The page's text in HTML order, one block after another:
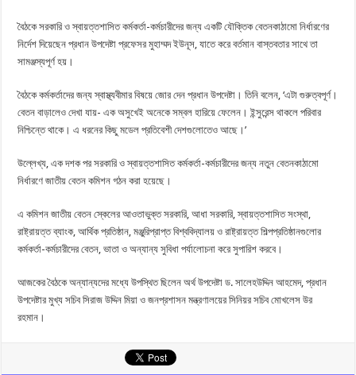
বৈঠকে সরকারি ও স্বায়ত্তশাসিত কর্মকর্তা-কর্মচারীদের জন্য একটি যৌক্তিক বেতনকাঠামো নির্ধারণের
নির্দেশ দিয়েছেন প্রধান উপদেষ্টা প্রফেসর মুহাম্মদ ইউনূস, যাতে করে বর্তমান বাস্তবতার সাথে তা
সামঞ্জস্যপূর্ণ হয়।
বৈঠকে কর্মকর্তাদের জন্য স্বাস্থ্যবীমার বিষয়ে জোর দেন প্রধান উপদেষ্টা। তিনি বলেন, ‘এটা গুরুত্বপূর্ণ।
বেতন বাড়ালেও দেখা যায়- এক অসুখেই অনেকে সম্বল হারিয়ে ফেলেন। ইন্সুরেন্স থাকলে পরিবার
নিশ্চিন্তে থাকে। এ ধরনের কিছু মডেল প্রতিবেশী দেশগুলোতেও আছে।’
উল্লেখ্য, এক দশক পর সরকারি ও স্বায়ত্তশাসিত কর্মকর্তা-কর্মচারীদের জন্য নতুন বেতনকাঠামো
নির্ধারণে জাতীয় বেতন কমিশন গঠন করা হয়েছে।
এ কমিশন জাতীয় বেতন স্কেলের আওতাভুক্ত সরকারি, আধা সরকারি, স্বায়ত্তশাসিত সংস্থা,
রাষ্ট্রায়ত্ত ব্যাংক, আর্থিক প্রতিষ্ঠান, মঞ্জুরিপ্রাপ্ত বিশ্ববিদ্যালয় ও রাষ্ট্রায়ত্ত শিল্পপ্রতিষ্ঠানগুলোর
কর্মকর্তা-কর্মচারীদের বেতন, ভাতা ও অন্যান্য সুবিধা পর্যালোচনা করে সুপারিশ করবে।
আজকের বৈঠকে অন্যান্যদের মধ্যে উপস্থিত ছিলেন অর্থ উপদেষ্টা ড. সালেহউদ্দিন আহমেদ, প্রধান
উপদেষ্টার মুখ্য সচিব সিরাজ উদ্দিন মিয়া ও জনপ্রশাসন মন্ত্রণালয়ের সিনিয়র সচিব মোখলেস উর
রহমান।